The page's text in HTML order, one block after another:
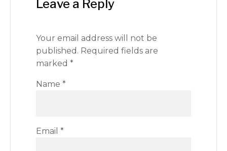
Leave a Reply
Your email address will not be
published. Required fields are
marked *
Name *
Email *